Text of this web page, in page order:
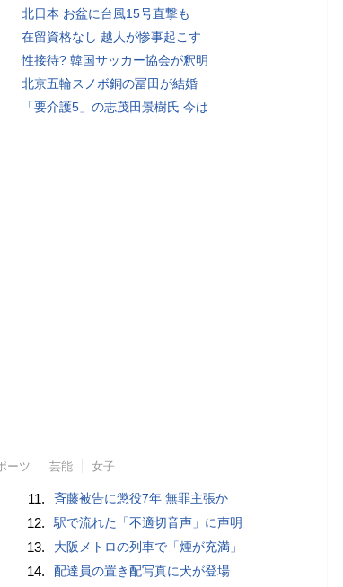
北日本 お盆に台風15号直撃も
在留資格なし 越人が惨事起こす
性接待? 韓国サッカー協会が釈明
北京五輪スノボ銅の冨田が結婚
「要介護5」の志茂田景樹氏 今は
ーツ 芸能 女子
11. 斉藤被告に懲役7年 無罪主張か
12. 駅で流れた「不適切音声」に声明
13. 大阪メトロの列車で「煙が充満」
14. 配達員の置き配写真に犬が登場